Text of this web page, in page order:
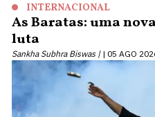
INTERNACIONAL
As Baratas: uma
luta
Sankha Subhra Biswas | 05 AGO